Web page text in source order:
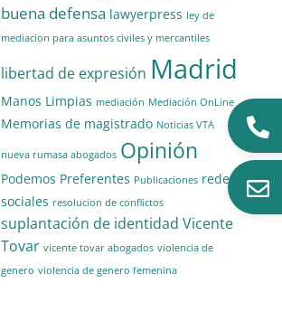
buena defensa lawyerpress ley de
mediacion para asuntos civiles y mercantiles
libertad de expresión Madrid
Manos Limpias mediación Mediación OnLine
Memorias de magistrado Noticias VTA
nueva rumasa abogados Opinión
Podemos Preferentes Publicaciones redes
sociales resolucion de conflictos
suplantación de identidad Vicente
Tovar vicente tovar abogados violencia de
genero violencia de genero femenina